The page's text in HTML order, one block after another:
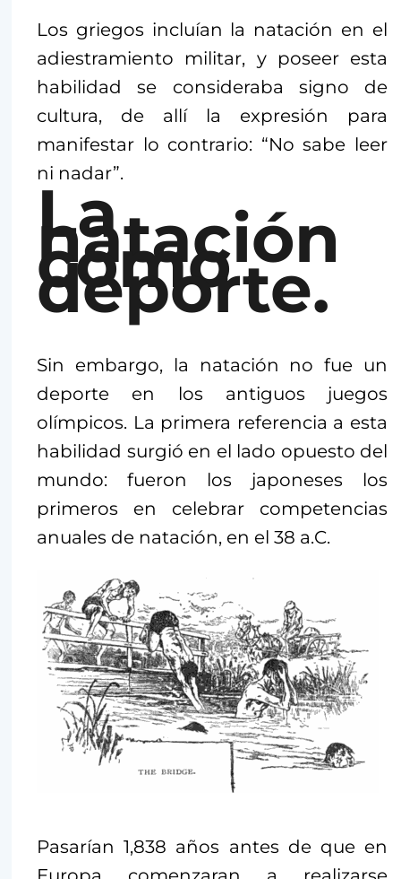
Los griegos incluían la natación en el
adiestramiento militar, y poseer esta
habilidad se consideraba signo de
cultura, de allí la expresión para
manifestar lo contrario: “No sabe leer
ni nadar”.
La
natación
como
deporte.
Sin embargo, la natación no fue un
deporte en los antiguos juegos
olímpicos. La primera referencia a esta
habilidad surgió en el lado opuesto del
mundo: fueron los japoneses los
primeros en celebrar competencias
anuales de natación, en el 38 a.C.
Pasarían 1,838 años antes de que en